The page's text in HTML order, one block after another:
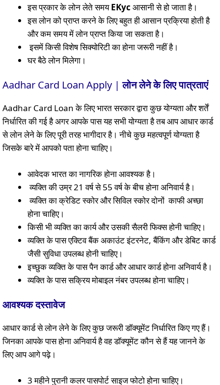
इस प्रकार के लोन लेते समयEKyc आसानी से हो जाता है।
इस लोन को प्राप्त करने के लिए बहुत ही आसान प्रक्रिया होती है
और कम समय में लोन प्राप्त किया जा सकता है।
इसमें किसी विशेष सिक्योरिटी का होना जरूरी नहीं है।
घर बैठे लोन मिलेगा।
Aadhar Card Loan Apply |लोन लेने के लिए पात्रताएं
Aadhar Card Loan के लिए भारत सरकार द्वारा कुछ योग्यता और शर्तें
निर्धारित की गई है अगर आपके पास यह सभी योग्यता है तब आप आधार कार्ड
से लोन लेने के लिए पूरी तरह भागीदार है। नीचे कुछ महत्वपूर्ण योग्यता है
जिसके बारे में आपको पता होना चाहिए।
आवेदक भारत का नागरिक होना आवश्यक है।
व्यक्ति की उम्र 21 वर्ष से 55 वर्ष के बीच होना अनिवार्य है।
व्यक्ति का क्रेडिट स्कोर और सिविल स्कोर दोनों काफी अच्छा
होना चाहिए।
किसी भी व्यक्ति का कार्य और उसकी सैलरी फिक्स होनी चाहिए।
व्यक्ति के पास एक्टिव बैंक अकाउंट इंटरनेट, बैंकिंग और डेबिट कार्ड
जैसी सुविधा उपलब्ध होनी चाहिए।
इच्छुक व्यक्ति के पास पैन कार्ड और आधार कार्ड होना अनिवार्य है।
व्यक्ति के पास सक्रिय मोबाइल नंबर उपलब्ध होना चाहिए।
आवश्यक दस्तावेज
आधार कार्ड से लोन लेने के लिए कुछ जरूरी डॉक्यूमेंट निर्धारित किए गए हैं।
जिनका आपके पास होना अनिवार्य है वह डॉक्यूमेंट कौन से हैं यह जानने के
लिए आप आगे पढ़े।
3 महीने पुरानी कलर पासपोर्ट साइज फोटो होना चाहिए।